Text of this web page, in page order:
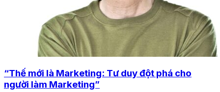
“Thế mới là Marketing: Tư duy đột phá cho
người làm Marketing”